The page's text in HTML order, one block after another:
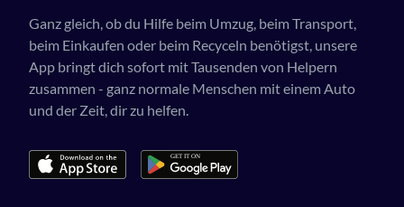
Ganz gleich, ob du Hilfe beim Umzug, beim Transport,
beim Einkaufen oder beim Recyceln benötigst, unsere
App bringt dich sofort mit Tausenden von Helpern
zusammen - ganz normale Menschen mit einem Auto
und der Zeit, dir zu helfen.